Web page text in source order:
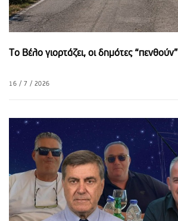
Το Βέλο γιορτάζει, οι δημότες “πενθούν”
16 / 7 / 2026